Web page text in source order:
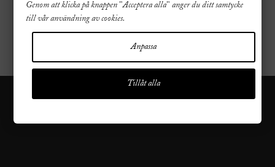
Genom att klicka på knappen "Acceptera alla" anger du ditt samtycke
till vår användning av cookies.
Anpassa
Tillåt alla